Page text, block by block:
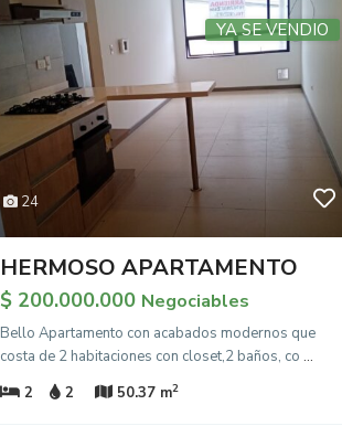
24
YA SE VENDIO
HERMOSO APARTAMENTO
$ 200.000.000 Negociables
Bello Apartamento con acabados modernos que
costa de 2 habitaciones con closet,2 baños, co ...
2
2 50.37 m2